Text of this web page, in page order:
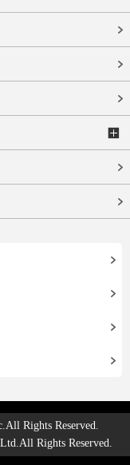
Rights Reserved.
Rights Reserved.